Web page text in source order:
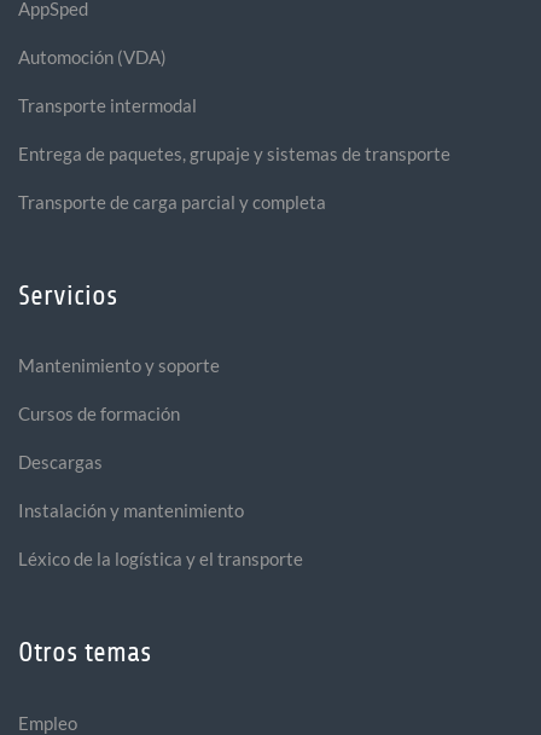
AppSped
Automoción (VDA)
Transporte intermodal
Entrega de paquetes, grupaje y sistemas de transporte
Transporte de carga parcial y completa
Servicios
Mantenimiento y soporte
Cursos de formación
Descargas
Instalación y mantenimiento
Léxico de la logística y el transporte
Otros temas
Empleo